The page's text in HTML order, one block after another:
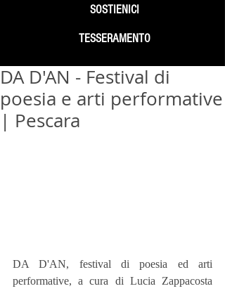
SOSTIENICI
TESSERAMENTO
DA D'AN - Festival di
poesia e arti performative
| Pescara
DA D'AN, festival di poesia ed arti
performative, a cura di Lucia Zappacosta